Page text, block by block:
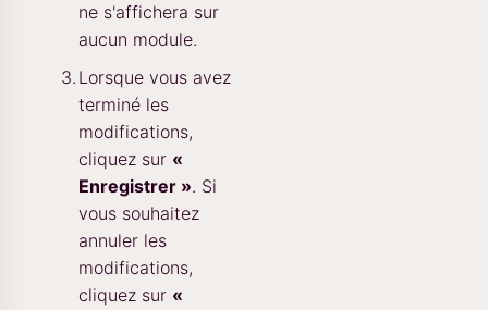
ne s'affichera sur
aucun module.
Lorsque vous avez
terminé les
modifications,
cliquez sur «
Enregistrer ». Si
vous souhaitez
annuler les
modifications,
cliquez sur «